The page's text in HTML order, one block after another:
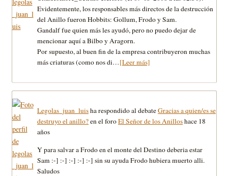
Evidentemente, los responsables más directos de la destrucción
del Anillo fueron Hobbits: Gollum, Frodo y Sam.
Gandalf fue quien más les ayudó, pero no puedo dejar de
mencionar aquí a Bilbo y Aragorn.
Por supuesto, al buen fin de la empresa contribuyeron muchas
más criaturas (como nos di…[Leer más]
Legolas_juan_luisha respondido al debateGracias a quien/es se
destruyo el anillo?en el foroEl Señor de los Anilloshace 18
años
Y para salvar a Frodo en el monte del Destino deberia estar
Sam :-] :-] :-] :-] :-] sin su ayuda Frodo hubiera muerto alli.
Saludos